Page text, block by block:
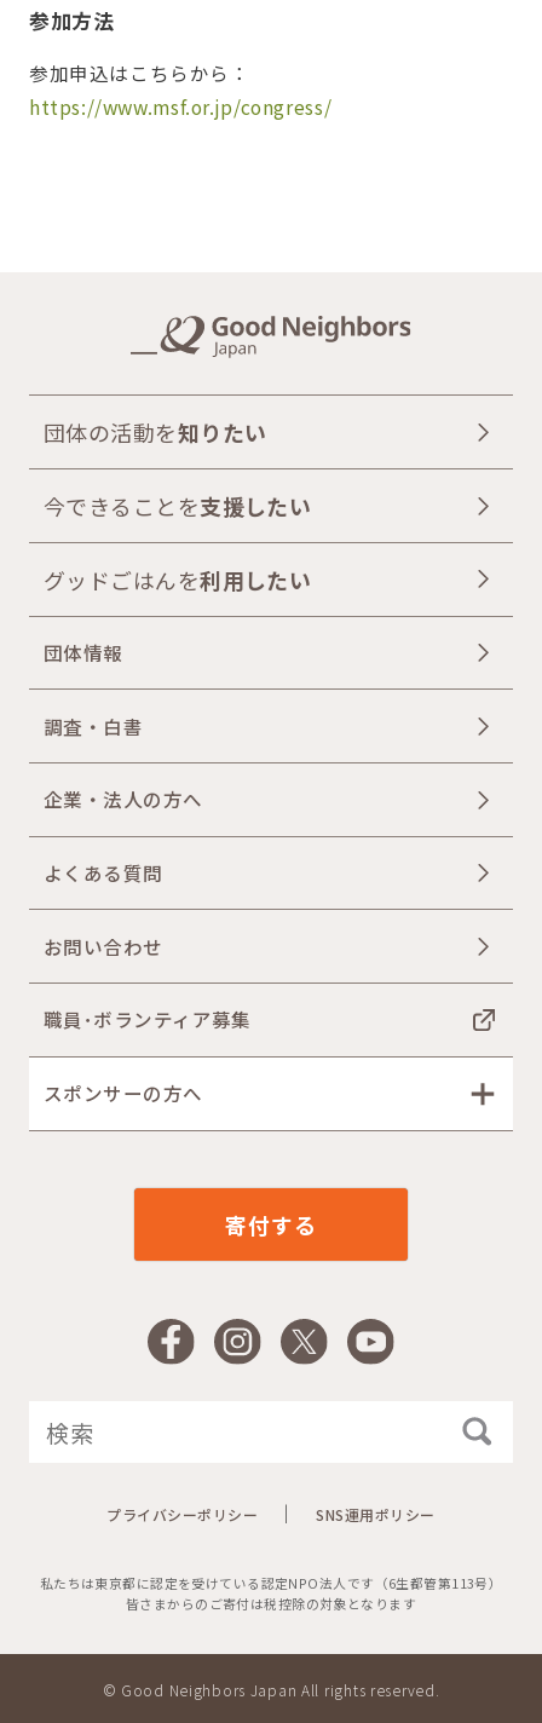
参加方法
参加申込はこちらから：
https://www.msf.or.jp/congress/
団体の活動を知りたい
今できることを支援したい
グッドごはんを利用したい
団体情報
調査・白書
企業・法人の方へ
よくある質問
お問い合わせ
職員･ボランティア募集
スポンサーの方へ
寄付する
FacebookInstagram
X YouTube
プライバシーポリシー SNS運用ポリシー
私たちは東京都に認定を受けている認定NPO法人です（6生都管第113号）
皆さまからのご寄付は税控除の対象となります
© Good Neighbors Japan All rights reserved.